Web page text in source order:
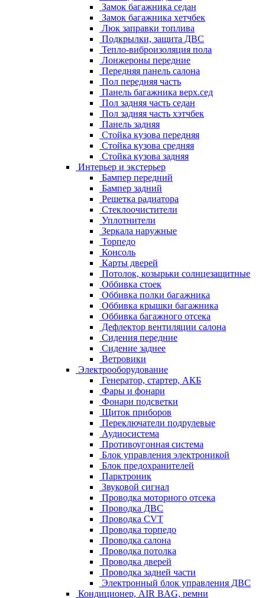
Замок багажника седан
Замок багажника хетчбек
Люк заправки топлива
Подкрылки, защита ДВС
Тепло-виброизоляция пола
Лонжероны передние
Передняя панель салона
Пол передняя часть
Панель багажника верх.сед
Пол задняя часть седан
Пол задняя часть хэтчбек
Панель задняя
Стойка кузова передняя
Стойка кузова средняя
Стойка кузова задняя
Интерьер и экстерьер
Бампер передний
Бампер задний
Решетка радиатора
Стеклоочистители
Уплотнители
Зеркала наружные
Торпедо
Консоль
Карты дверей
Потолок, козырьки солнцезащитные
Оббивка стоек
Оббивка полки багажника
Оббивка крышки багажника
Оббивка багажного отсека
Дефлектор вентиляции салона
Сидения передние
Сидение заднее
Ветровики
Электрооборудование
Генератор, стартер, АКБ
Фары и фонари
Фонари подсветки
Щиток приборов
Переключатели подрулевые
Аудиосистема
Противоугонная система
Блок управления электроникой
Блок предохранителей
Парктроник
Звуковой сигнал
Проводка моторного отсека
Проводка ДВС
Проводка CVT
Проводка торпедо
Проводка салона
Проводка потолка
Проводка дверей
Проводка задней части
Электронный блок управления ДВС
Кондиционер, AIR BAG, ремни